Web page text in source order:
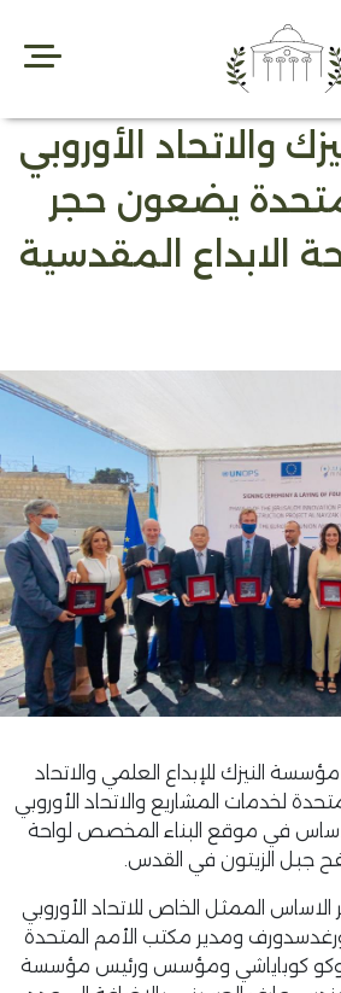
والاتحاد الأوروبي
يضعون حجر
الابداع المقدسية
النيزك للإبداع العلمي والاتحاد
لخدمات المشاريع والاتحاد الأوروبي
في موقع البناء المخصص لواحة
جبل الزيتون في القدس.
الممثل الخاص للاتحاد الأوروبي
ومدير مكتب الأمم المتحدة
توكو كوباياشي ومؤسس ورئيس مؤسسة